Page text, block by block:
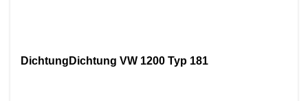
DichtungDichtung VW 1200 Typ 181